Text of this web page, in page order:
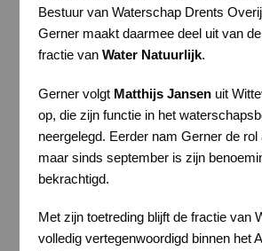
Bestuur van Waterschap Drents
Gerner maakt daarmee deel uit van
fractie van Water Natuurlijk.
Gerner volgt Matthijs Jansenuit
op, die zijn functie in het
neergelegd. Eerder nam Gerner de rol
maar sinds september is zijn
bekrachtigd.
Met zijn toetreding blijft de fractie van
volledig vertegenwoordigd binnen het